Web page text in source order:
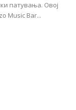
патувања. Овој
Music Bar...